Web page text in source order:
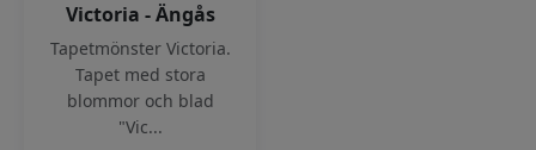
Victoria - Ängås
Tapetmönster Victoria.
Tapet med stora
blommor och blad
"Vic...